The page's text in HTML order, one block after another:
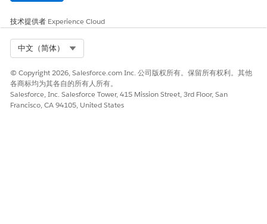
技术提供者 Experience Cloud
中文（简体）
© Copyright 2026, Salesforce.com Inc. 公司版权所有。保留所有权利。其他
各商标均为其各自的所有人所有。
Salesforce, Inc. Salesforce Tower, 415 Mission Street, 3rd Floor, San
Francisco, CA 94105, United States